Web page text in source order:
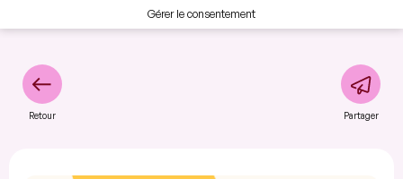
Gérer le consentement
Retour Partager